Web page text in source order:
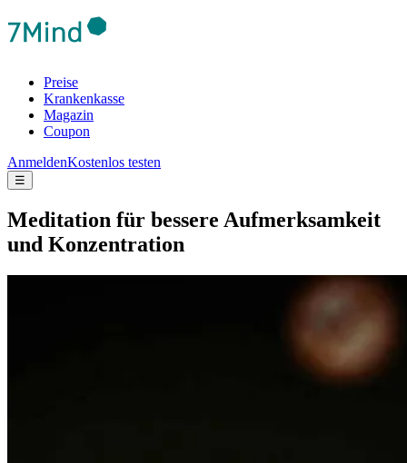
Preise
Krankenkasse
Magazin
Coupon
AnmeldenKostenlos testen
☰
Medi­ta­tion für bes­sere Auf­merk­sam­keit
und Kon­zen­tra­tion